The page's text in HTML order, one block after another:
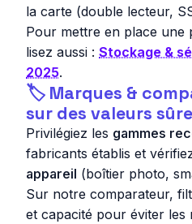
la carte (double lecteur,
Pour mettre en place une
lisez aussi : Stockage &
2025.
🏷️ Marques &
sur des valeurs
Privilégiez les gammes
fabricants établis et
appareil (boîtier photo,
Sur notre comparateur,
et capacité pour éviter les